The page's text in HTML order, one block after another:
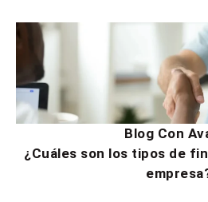
Blog Con
¿Cuáles son los tipos de